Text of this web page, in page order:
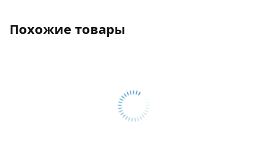
Похожие товары